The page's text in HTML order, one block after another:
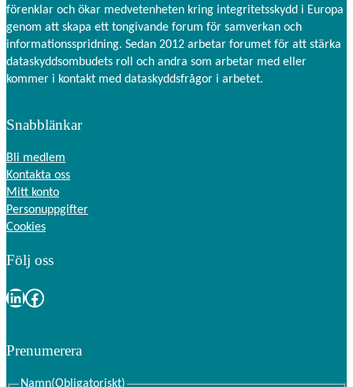
förenklar och ökar medvetenheten kring integritetsskydd i Europa
genom att skapa ett tongivande forum för samverkan och
informationsspridning. Sedan 2012 arbetar forumet för att stärka
dataskyddsombudets roll och andra som arbetar med eller
kommer i kontakt med dataskyddsfrågor i arbetet.
Snabblänkar
Bli medlem
Kontakta oss
Mitt konto
Personuppgifter
Cookies
Följ oss
LinkedIn Facebook
Prenumerera
Namn(Obligatoriskt)